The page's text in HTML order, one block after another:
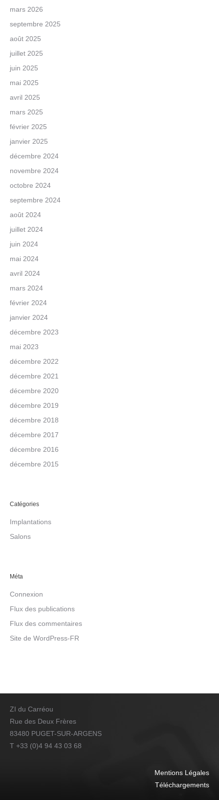
mars 2026
septembre 2025
août 2025
juillet 2025
juin 2025
mai 2025
avril 2025
mars 2025
février 2025
janvier 2025
décembre 2024
novembre 2024
octobre 2024
septembre 2024
août 2024
juillet 2024
juin 2024
mai 2024
avril 2024
mars 2024
février 2024
janvier 2024
décembre 2023
mai 2023
décembre 2022
décembre 2021
décembre 2020
décembre 2019
décembre 2018
décembre 2017
décembre 2016
décembre 2015
Catégories
Implantations
Salons
Méta
Connexion
Flux des publications
Flux des commentaires
Site de WordPress-FR
ZI du Carréou
Rue des Deux Frères
83480 PUGET-SUR-ARGENS
T +33 (0)4 94 43 03 68
Mentions Légales
Téléchargements